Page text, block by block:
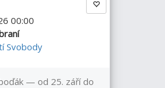
00:00
Svobody
— od 25. září do